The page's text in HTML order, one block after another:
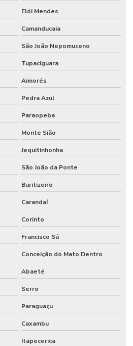
Elói Mendes
Camanducaia
São João Nepomuceno
Tupaciguara
Aimorés
Pedra Azul
Paraopeba
Monte Sião
Jequitinhonha
São João da Ponte
Buritizeiro
Carandaí
Corinto
Francisco Sá
Conceição do Mato Dentro
Abaeté
Serro
Paraguaçu
Caxambu
Itapecerica